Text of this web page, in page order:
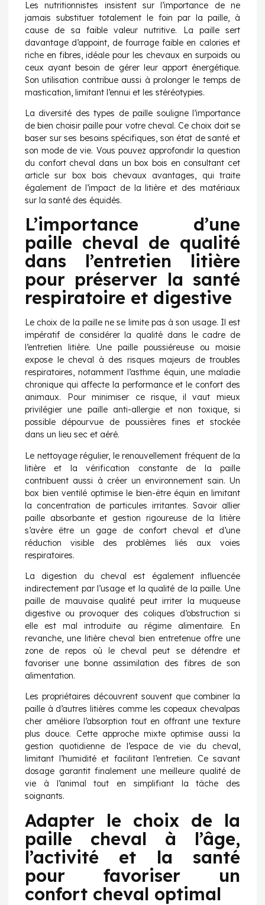
Les nutritionnistes insistent sur l’importance de ne
jamais substituer totalement le foin par la paille, à
cause de sa faible valeur nutritive. La paille sert
davantage d’appoint, de fourrage faible en calories et
riche en fibres, idéale pour les chevaux en surpoids ou
ceux ayant besoin de gérer leur apport énergétique.
Son utilisation contribue aussi à prolonger le temps de
mastication, limitant l’ennui et les stéréotypies.
La diversité des types de paille souligne l’importance
de bien choisir paille pour votre cheval. Ce choix doit se
baser sur ses besoins spécifiques, son état de santé et
son mode de vie. Vous pouvez approfondir la question
du confort cheval dans un box bois en consultant cet
article sur box bois chevaux avantages, qui traite
également de l’impact de la litière et des matériaux
sur la santé des équidés.
L’importance d’une
paille cheval de qualité
dans l’entretien litière
pour préserver la santé
respiratoire et digestive
Le choix de la paille ne se limite pas à son usage. Il est
impératif de considérer la qualité dans le cadre de
l’entretien litière. Une paille poussiéreuse ou moisie
expose le cheval à des risques majeurs de troubles
respiratoires, notamment l’asthme équin, une maladie
chronique qui affecte la performance et le confort des
animaux. Pour minimiser ce risque, il vaut mieux
privilégier une paille anti-allergie et non toxique, si
possible dépourvue de poussières fines et stockée
dans un lieu sec et aéré.
Le nettoyage régulier, le renouvellement fréquent de la
litière et la vérification constante de la paille
contribuent aussi à créer un environnement sain. Un
box bien ventilé optimise le bien-être équin en limitant
la concentration de particules irritantes. Savoir allier
paille absorbante et gestion rigoureuse de la litière
s’avère être un gage de confort cheval et d’une
réduction visible des problèmes liés aux voies
respiratoires.
La digestion du cheval est également influencée
indirectement par l’usage et la qualité de la paille. Une
paille de mauvaise qualité peut irriter la muqueuse
digestive ou provoquer des coliques d’obstruction si
elle est mal introduite au régime alimentaire. En
revanche, une litière cheval bien entretenue offre une
zone de repos où le cheval peut se détendre et
favoriser une bonne assimilation des fibres de son
alimentation.
Les propriétaires découvrent souvent que combiner la
paille à d’autres litières comme les copeaux chevalpas
cher améliore l’absorption tout en offrant une texture
plus douce. Cette approche mixte optimise aussi la
gestion quotidienne de l’espace de vie du cheval,
limitant l’humidité et facilitant l’entretien. Ce savant
dosage garantit finalement une meilleure qualité de
vie à l’animal tout en simplifiant la tâche des
soignants.
Adapter le choix de la
paille cheval à l’âge,
l’activité et la santé
pour favoriser un
confort cheval optimal